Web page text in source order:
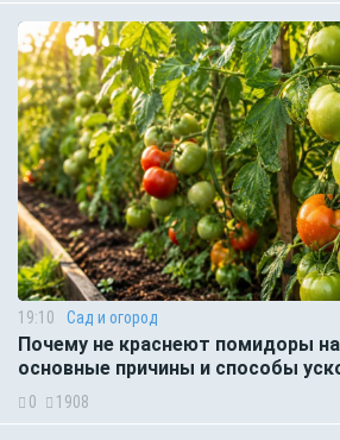
19:10 Сад и огород
Почему не краснеют помидоры на
основные причины и способы
0 1908